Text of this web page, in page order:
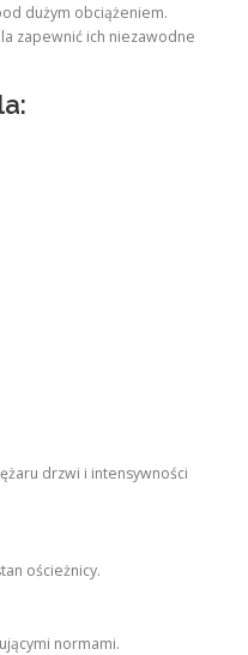
dużym obciążeniem.
zapewnić ich niezawodne
drzwi i intensywności
ościeżnicy.
normami.